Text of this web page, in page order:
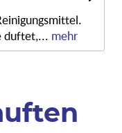
duftet,... mehr